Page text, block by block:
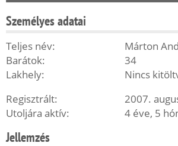
Személyes adatai
Teljes név:
Márton
Barátok:
34
Lakhely:
Nincs
Regisztrált:
2007.
Utoljára aktív:
4 éve, 5
Jellemzés